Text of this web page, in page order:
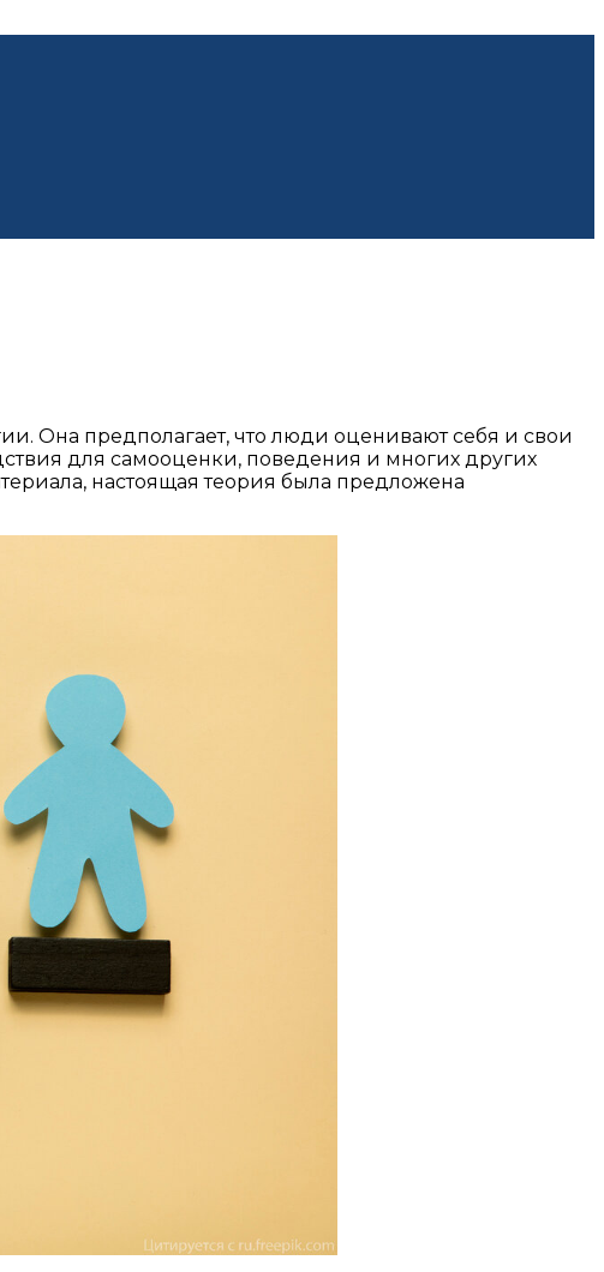
Она предполагает, что люди оценивают себя и свои
для самооценки, поведения и многих других
настоящая теория была предложена